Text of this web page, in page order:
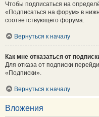
Чтобы подписаться на
«Подписаться на форум» в
соответствующего форума.
Вернуться к началу
Как мне отказаться от
Для отказа от подписки
«Подписки».
Вернуться к началу
Вложения